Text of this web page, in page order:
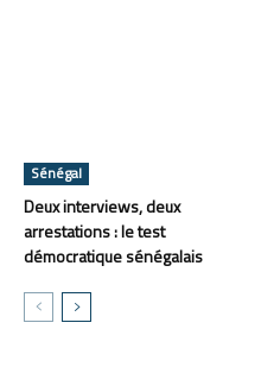
Sénégal
Deux interviews, deux
arrestations : le test
démocratique sénégalais